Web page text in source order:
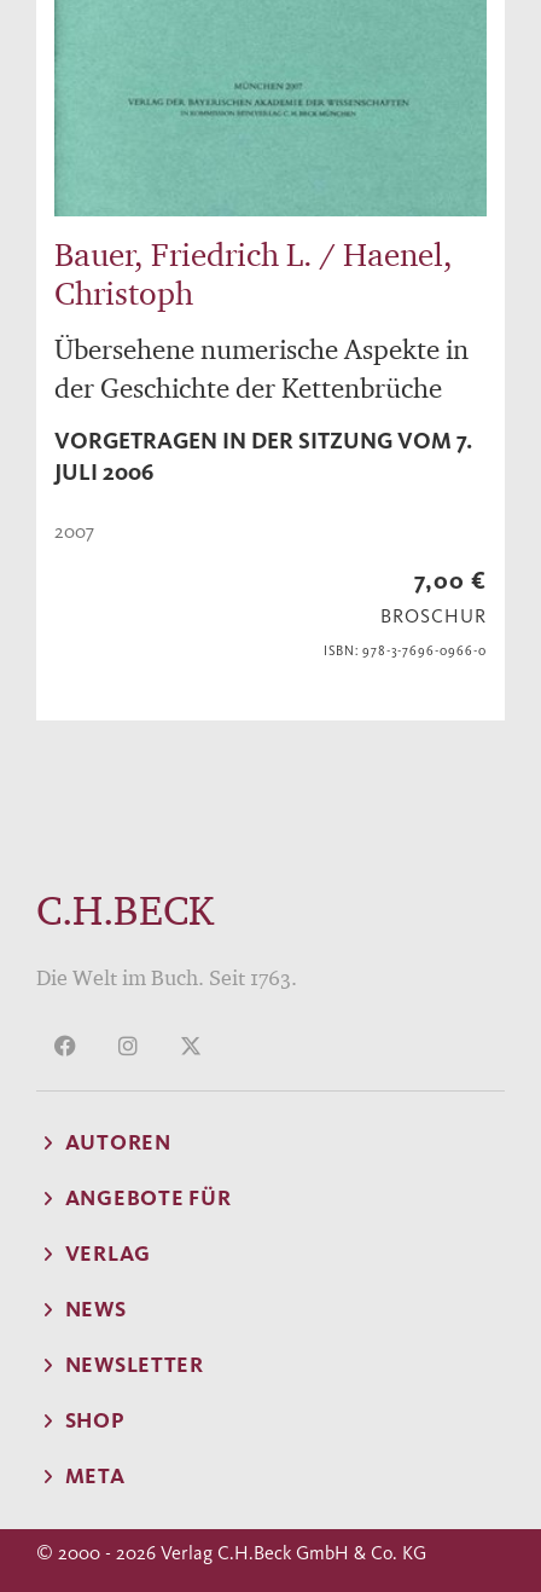
Bauer, Friedrich L. / Haenel,
Christoph
Übersehene numerische Aspekte in
der Geschichte der Kettenbrüche
VORGETRAGEN IN DER SITZUNG VOM 7.
JULI 2006
2007
7,00 €
BROSCHUR
ISBN: 978-3-7696-0966-0
C.H.BECK
Die Welt im Buch. Seit 1763.
AUTOREN
ANGEBOTE FÜR
VERLAG
NEWS
NEWSLETTER
SHOP
META
© 2000 - 2026 Verlag C.H.Beck GmbH & Co. KG